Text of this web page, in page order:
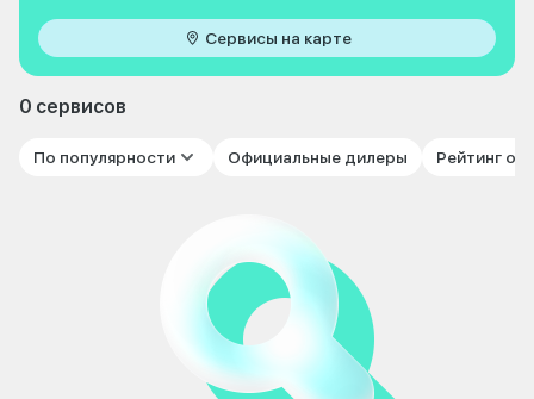
Сервисы на карте
0 сервисов
По популярности Официальные дилеры Рейтинг